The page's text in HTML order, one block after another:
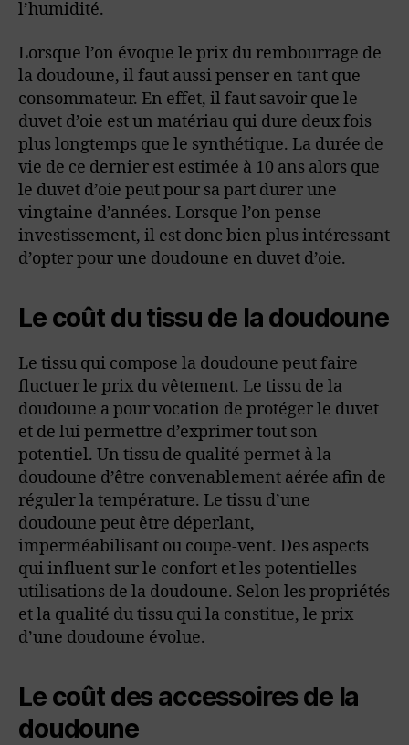
l’humidité.
Lorsque l’on évoque le prix du rembourrage de
la doudoune, il faut aussi penser en tant que
consommateur. En effet, il faut savoir que le
duvet d’oie est un matériau qui dure deux fois
plus longtemps que le synthétique. La durée de
vie de ce dernier est estimée à 10 ans alors que
le duvet d’oie peut pour sa part durer une
vingtaine d’années. Lorsque l’on pense
investissement, il est donc bien plus intéressant
d’opter pour une doudoune en duvet d’oie.
Le coût du tissu de la doudoune
Le tissu qui compose la doudoune peut faire
fluctuer le prix du vêtement. Le tissu de la
doudoune a pour vocation de protéger le duvet
et de lui permettre d’exprimer tout son
potentiel. Un tissu de qualité permet à la
doudoune d’être convenablement aérée afin de
réguler la température. Le tissu d’une
doudoune peut être déperlant,
imperméabilisant ou coupe-vent. Des aspects
qui influent sur le confort et les potentielles
utilisations de la doudoune. Selon les propriétés
et la qualité du tissu qui la constitue, le prix
d’une doudoune évolue.
Le coût des accessoires de la
doudoune